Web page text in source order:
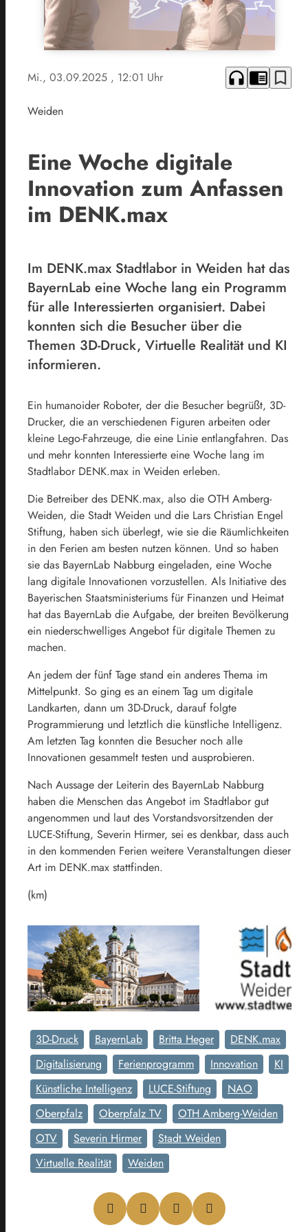
Mi., 03.09.2025 , 12:01 Uhr headphones chrome_reader_mode bookmark_border
Weiden
Eine Woche digitale
Innovation zum Anfassen
im DENK.max
Im DENK.max Stadtlabor in Weiden hat das
BayernLab eine Woche lang ein Programm
für alle Interessierten organisiert. Dabei
konnten sich die Besucher über die
Themen 3D-Druck, Virtuelle Realität und KI
informieren.
Ein humanoider Roboter, der die Besucher begrüßt, 3D-
Drucker, die an verschiedenen Figuren arbeiten oder
kleine Lego-Fahrzeuge, die eine Linie entlangfahren. Das
und mehr konnten Interessierte eine Woche lang im
Stadtlabor DENK.max in Weiden erleben.
Die Betreiber des DENK.max, also die OTH Amberg-
Weiden, die Stadt Weiden und die Lars Christian Engel
Stiftung, haben sich überlegt, wie sie die Räumlichkeiten
in den Ferien am besten nutzen können. Und so haben
sie das BayernLab Nabburg eingeladen, eine Woche
lang digitale Innovationen vorzustellen. Als Initiative des
Bayerischen Staatsministeriums für Finanzen und Heimat
hat das BayernLab die Aufgabe, der breiten Bevölkerung
ein niederschwelliges Angebot für digitale Themen zu
machen.
An jedem der fünf Tage stand ein anderes Thema im
Mittelpunkt. So ging es an einem Tag um digitale
Landkarten, dann um 3D-Druck, darauf folgte
Programmierung und letztlich die künstliche Intelligenz.
Am letzten Tag konnten die Besucher noch alle
Innovationen gesammelt testen und ausprobieren.
Nach Aussage der Leiterin des BayernLab Nabburg
haben die Menschen das Angebot im Stadtlabor gut
angenommen und laut des Vorstandsvorsitzenden der
LUCE-Stiftung, Severin Hirmer, sei es denkbar, dass auch
in den kommenden Ferien weitere Veranstaltungen dieser
Art im DENK.max stattfinden.
(km)
3D-Druck BayernLab Britta Heger
DENK.max
Digitalisierung
Ferienprogramm Innovation
KI
Künstliche Intelligenz
LUCE-Stiftung
NAO
Oberpfalz
Oberpfalz TV
OTH Amberg-Weiden
OTV
Severin Hirmer
Stadt Weiden
Virtuelle Realität
Weiden